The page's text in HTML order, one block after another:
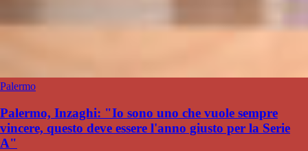
Palermo
Palermo, Inzaghi: "Io sono uno che vuole sempre
vincere, questo deve essere l'anno giusto per la Serie
A"